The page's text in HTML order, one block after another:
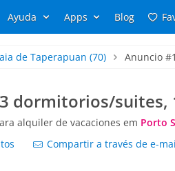
Ayuda Apps Blog
de Taperapuan (70) Anuncio
3 dormitorios/
alquiler de vacaciones em Porto
Compartir a través de e-